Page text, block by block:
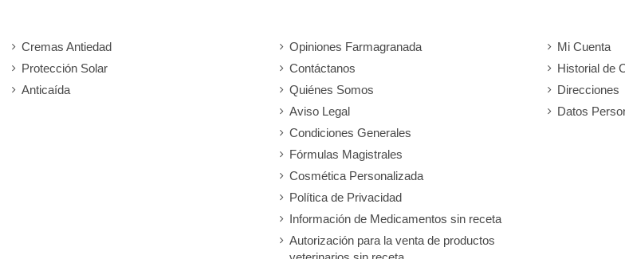
Cremas Antiedad
Protección Solar
Anticaída
Opiniones Farmagranada
Contáctanos
Quiénes Somos
Aviso Legal
Condiciones Generales
Fórmulas Magistrales
Cosmética Personalizada
Política de Privacidad
Información de Medicamentos sin receta
Autorización para la venta de productos
Mi Cuenta
Historial de
Direcciones
Datos